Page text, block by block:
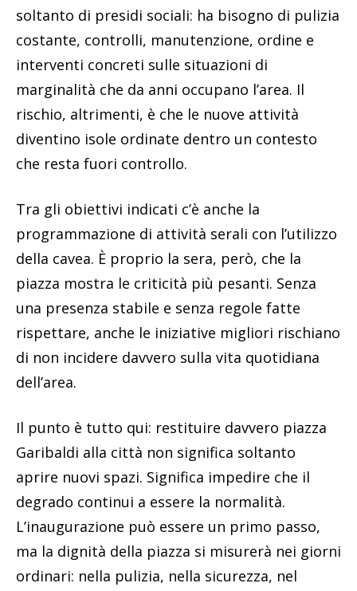
soltanto di presidi sociali: ha bisogno di pulizia
costante, controlli, manutenzione, ordine e
interventi concreti sulle situazioni di
marginalità che da anni occupano l’area. Il
rischio, altrimenti, è che le nuove attività
diventino isole ordinate dentro un contesto
che resta fuori controllo.
Tra gli obiettivi indicati c’è anche la
programmazione di attività serali con l’utilizzo
della cavea. È proprio la sera, però, che la
piazza mostra le criticità più pesanti. Senza
una presenza stabile e senza regole fatte
rispettare, anche le iniziative migliori rischiano
di non incidere davvero sulla vita quotidiana
dell’area.
Il punto è tutto qui: restituire davvero piazza
Garibaldi alla città non significa soltanto
aprire nuovi spazi. Significa impedire che il
degrado continui a essere la normalità.
L’inaugurazione può essere un primo passo,
ma la dignità della piazza si misurerà nei giorni
ordinari: nella pulizia, nella sicurezza, nel